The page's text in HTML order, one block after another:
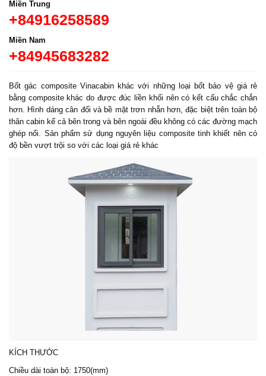
Miền Trung
+84916258589
Miền Nam
+84945683282
Bốt gác composite Vinacabin khác với những loại bốt bảo vệ giá rẻ
bằng composite khác do được đúc liền khối nên có kết cấu chắc chắn
hơn. Hình dáng cân đối và bề mặt trơn nhẵn hơn, đặc biệt trên toàn bộ
thân cabin kể cả bên trong và bên ngoài đều không có các đường mạch
ghép nối. Sản phẩm sử dụng nguyên liệu composite tinh khiết nên có
độ bền vượt trội so với các loại giá rẻ khác
KÍCH THƯỚC
Chiều dài toàn bộ: 1750(mm)